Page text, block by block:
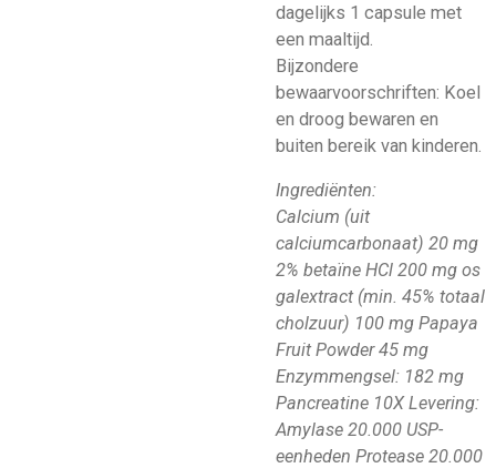
dagelijks 1 capsule met
een maaltijd.
Bijzondere
bewaarvoorschriften: Koel
en droog bewaren en
buiten bereik van kinderen.
Ingrediënten:
Calcium (uit
calciumcarbonaat) 20 mg
2% betaïne HCl 200 mg os
galextract (min. 45% totaal
cholzuur) 100 mg Papaya
Fruit Powder 45 mg
Enzymmengsel: 182 mg
Pancreatine 10X Levering:
Amylase 20.000 USP-
eenheden Protease 20.000